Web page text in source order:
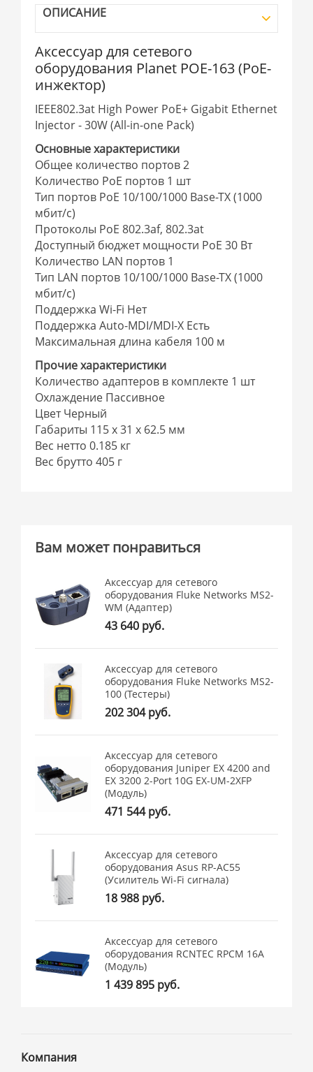
ОПИСАНИЕ
Аксессуар для сетевого
оборудования Planet POE-163 (PoE-
инжектор)
IEEE802.3at High Power PoE+ Gigabit Ethernet
Injector - 30W (All-in-one Pack)
Основные характеристики
Общее количество портов 2
Количество PoE портов 1 шт
Тип портов PoE 10/100/1000 Base-TX (1000
мбит/с)
Протоколы PoE 802.3af, 802.3at
Доступный бюджет мощности PoE 30 Вт
Количество LAN портов 1
Тип LAN портов 10/100/1000 Base-TX (1000
мбит/с)
Поддержка Wi-Fi Нет
Поддержка Auto-MDI/MDI-X Есть
Максимальная длина кабеля 100 м
Прочие характеристики
Количество адаптеров в комплекте 1 шт
Охлаждение Пассивное
Цвет Черный
Габариты 115 x 31 x 62.5 мм
Вес нетто 0.185 кг
Вес брутто 405 г
Вам может понравиться
Аксессуар для сетевого
оборудования Fluke Networks MS2-
WM (Адаптер)
43 640 руб.
Аксессуар для сетевого
оборудования Fluke Networks MS2-
100 (Тестеры)
202 304 руб.
Аксессуар для сетевого
оборудования Juniper EX 4200 and
EX 3200 2-Port 10G EX-UM-2XFP
(Модуль)
471 544 руб.
Аксессуар для сетевого
оборудования Asus RP-AC55
(Усилитель Wi-Fi сигнала)
18 988 руб.
Аксессуар для сетевого
оборудования RCNTEC RPCM 16A
(Модуль)
1 439 895 руб.
Компания